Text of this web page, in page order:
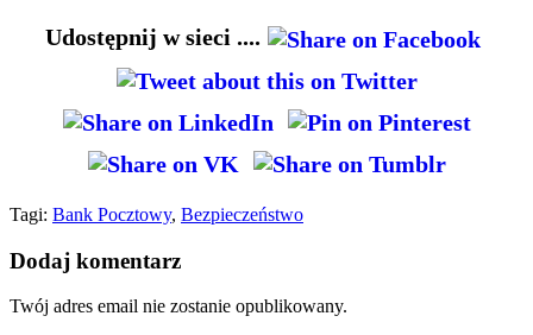
Udostępnij w sieci ....
Tagi: Bank Pocztowy, Bezpieczeństwo
Dodaj komentarz
Twój adres email nie zostanie opublikowany.